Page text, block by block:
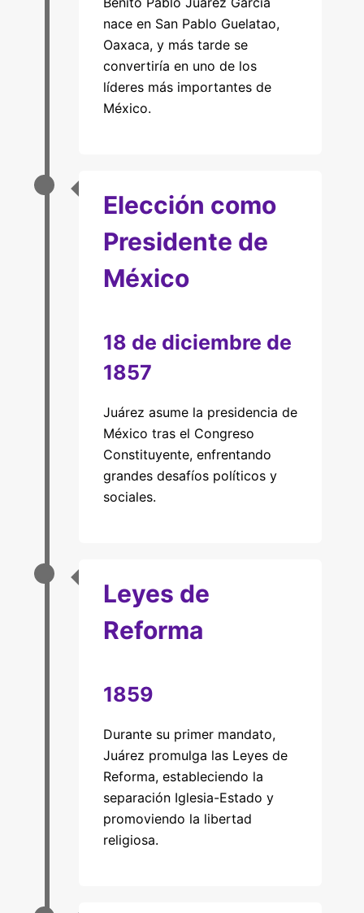
nace en San Pablo Guelatao,
Oaxaca, y más tarde se
convertiría en uno de los
líderes más importantes de
México.
Elección como
Presidente de
México
18 de diciembre de
1857
Juárez asume la presidencia de
México tras el Congreso
Constituyente, enfrentando
grandes desafíos políticos y
sociales.
Leyes de
Reforma
1859
Durante su primer mandato,
Juárez promulga las Leyes de
Reforma, estableciendo la
separación Iglesia-Estado y
promoviendo la libertad
religiosa.